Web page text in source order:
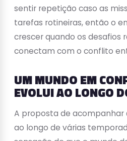
sentir repetição caso as
tarefas rotineiras, então o
crescer quando os desafios
conectam com o conflito
UM MUNDO EM
EVOLUI AO LONGO
A proposta de acompanhar
ao longo de várias